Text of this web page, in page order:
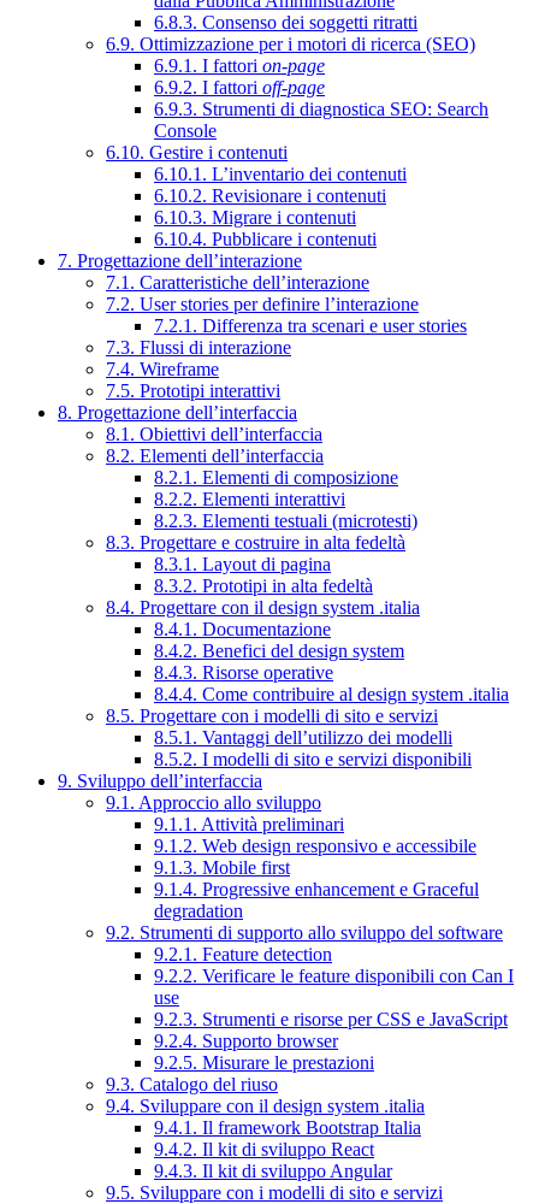
6.8.3. Consenso dei soggetti ritratti
6.9. Ottimizzazione per i motori di ricerca (SEO)
6.9.1. I fattori on-page
6.9.2. I fattori off-page
6.9.3. Strumenti di diagnostica SEO: Search
Console
6.10. Gestire i contenuti
6.10.1. L’inventario dei contenuti
6.10.2. Revisionare i contenuti
6.10.3. Migrare i contenuti
6.10.4. Pubblicare i contenuti
7. Progettazione dell’interazione
7.1. Caratteristiche dell’interazione
7.2. User stories per definire l’interazione
7.2.1. Differenza tra scenari e user stories
7.3. Flussi di interazione
7.4. Wireframe
7.5. Prototipi interattivi
8. Progettazione dell’interfaccia
8.1. Obiettivi dell’interfaccia
8.2. Elementi dell’interfaccia
8.2.1. Elementi di composizione
8.2.2. Elementi interattivi
8.2.3. Elementi testuali (microtesti)
8.3. Progettare e costruire in alta fedeltà
8.3.1. Layout di pagina
8.3.2. Prototipi in alta fedeltà
8.4. Progettare con il design system .italia
8.4.1. Documentazione
8.4.2. Benefici del design system
8.4.3. Risorse operative
8.4.4. Come contribuire al design system .italia
8.5. Progettare con i modelli di sito e servizi
8.5.1. Vantaggi dell’utilizzo dei modelli
8.5.2. I modelli di sito e servizi disponibili
9. Sviluppo dell’interfaccia
9.1. Approccio allo sviluppo
9.1.1. Attività preliminari
9.1.2. Web design responsivo e accessibile
9.1.3. Mobile first
9.1.4. Progressive enhancement e Graceful
degradation
9.2. Strumenti di supporto allo sviluppo del software
9.2.1. Feature detection
9.2.2. Verificare le feature disponibili con Can I
use
9.2.3. Strumenti e risorse per CSS e JavaScript
9.2.4. Supporto browser
9.2.5. Misurare le prestazioni
9.3. Catalogo del riuso
9.4. Sviluppare con il design system .italia
9.4.1. Il framework Bootstrap Italia
9.4.2. Il kit di sviluppo React
9.4.3. Il kit di sviluppo Angular
9.5. Sviluppare con i modelli di sito e servizi